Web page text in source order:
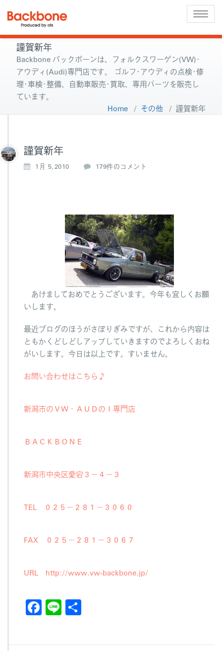
Toggle
謹賀新年
Backbone バックボーンは、フォルクスワーゲン(VW)･
アウディ(Audi)専門店です。 ゴルフ･アウディの点検･修
理･車検･整備、自動車販売･買取、専用パーツを販売し
ています。
Home / その他 / 謹賀新年
謹賀新年
1月 5,2010
謹
の
179件のコメント
あけましておめでとうございます。今年も宜しくお願
いします。
最近ブログのほうがさぼりぎみですが、これから内容は
ともかくどしどしアップしていきますのでよろしくおね
がいします。今日は以上です。すいません。
お問い合わせはこちら♪
新潟市のＶＷ・ＡＵＤのＩ専門店
ＢＡＣＫＢＯＮＥ
新潟市中央区愛宕３－４－３
TEL ０２５－２８１－３０６０
FAX ０２５－２８１－３０６７
URL http://www.vw-backbone.jp/
F Li